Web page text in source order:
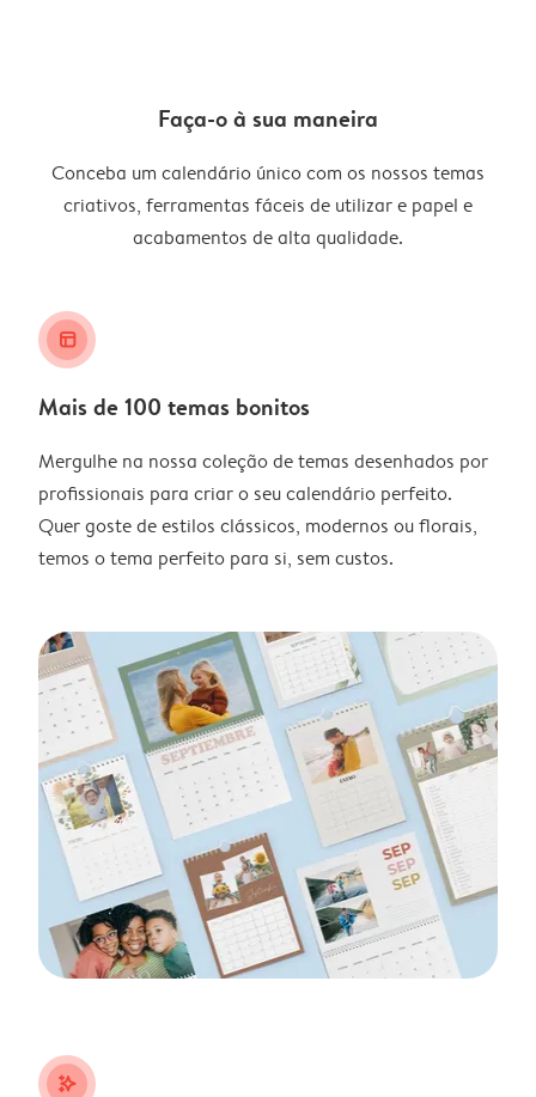
Faça-o à sua maneira
Conceba um calendário único com os nossos temas
criativos, ferramentas fáceis de utilizar e papel e
acabamentos de alta qualidade.
layout_alt
Mais de 100 temas bonitos
Mergulhe na nossa coleção de temas desenhados por
profissionais para criar o seu calendário perfeito.
Quer goste de estilos clássicos, modernos ou florais,
temos o tema perfeito para si, sem custos.
stars_plus